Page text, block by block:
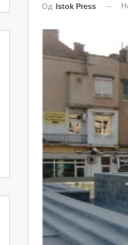
Од Istok Press